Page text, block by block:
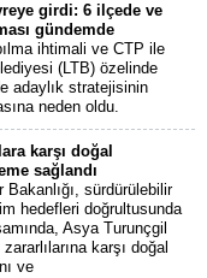
girdi: 6 ilçede ve
gündemde
ihtimali ve CTP ile
(LTB) özelinde
adaylık stratejisinin
neden oldu.
karşı doğal
sağlandı
sürdürülebilir
hedefleri doğrultusunda
Asya Turunçgil
karşı doğal
ve